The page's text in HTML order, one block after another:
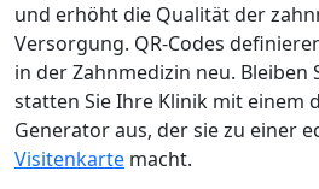
und erhöht die Qualität der
Versorgung. QR-Codes
in der Zahnmedizin neu. Bleiben
statten Sie Ihre Klinik mit einem
Generator aus, der sie zu einer
Visitenkarte macht.